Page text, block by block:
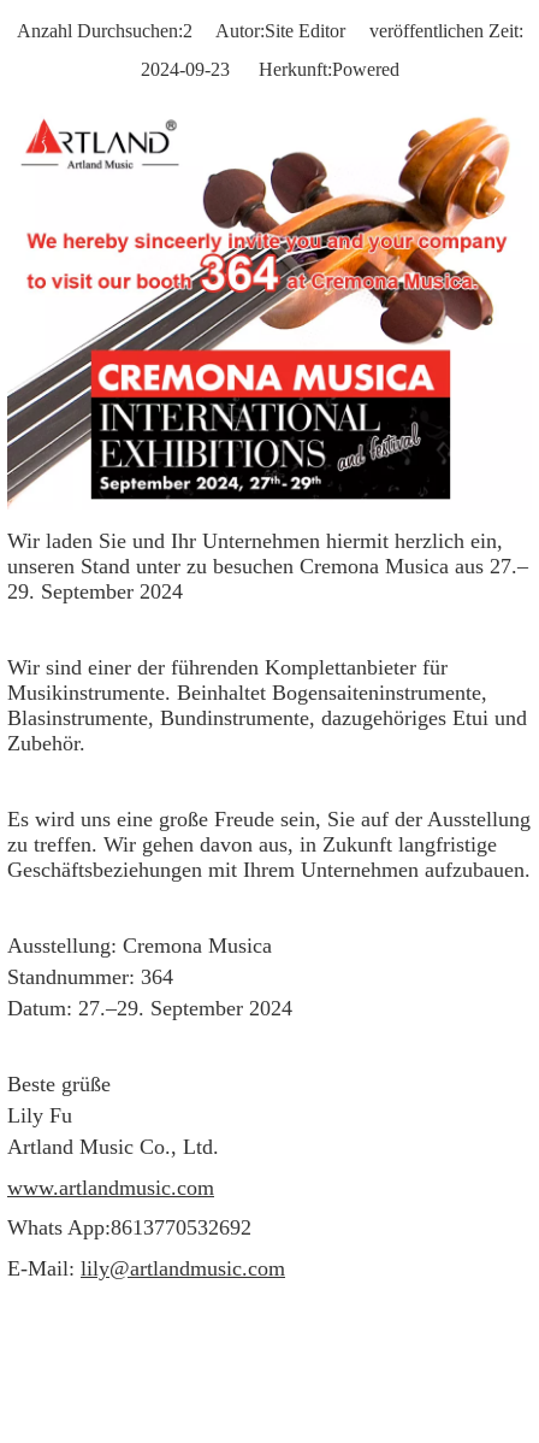
Anzahl Durchsuchen:2 Autor:Site Editor veröffentlichen Zeit:
2024-09-23 Herkunft:Powered
Wir laden Sie und Ihr Unternehmen hiermit herzlich ein,
unseren Stand unter zu besuchen Cremona Musica aus 27.–
29. September 2024
Wir sind einer der führenden Komplettanbieter für
Musikinstrumente. Beinhaltet Bogensaiteninstrumente,
Blasinstrumente, Bundinstrumente, dazugehöriges Etui und
Zubehör.
Es wird uns eine große Freude sein, Sie auf der Ausstellung
zu treffen. Wir gehen davon aus, in Zukunft langfristige
Geschäftsbeziehungen mit Ihrem Unternehmen aufzubauen.
Ausstellung: Cremona Musica
Standnummer: 364
Datum: 27.–29. September 2024
Beste grüße
Lily Fu
Artland Music Co., Ltd.
www.artlandmusic.com
Whats App:8613770532692
E-Mail: lily@artlandmusic.com